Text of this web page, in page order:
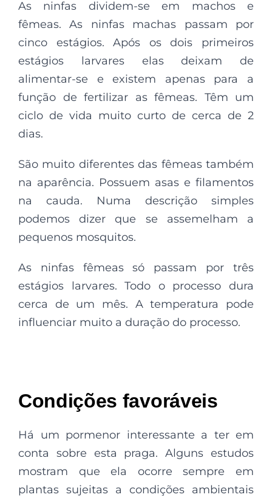
As ninfas dividem-se em machos e
fêmeas. As ninfas machas passam por
cinco estágios. Após os dois primeiros
estágios larvares elas deixam de
alimentar-se e existem apenas para a
função de fertilizar as fêmeas. Têm um
ciclo de vida muito curto de cerca de 2
dias.
São muito diferentes das fêmeas também
na aparência. Possuem asas e filamentos
na cauda. Numa descrição simples
podemos dizer que se assemelham a
pequenos mosquitos.
As ninfas fêmeas só passam por três
estágios larvares. Todo o processo dura
cerca de um mês. A temperatura pode
influenciar muito a duração do processo.
Condições favoráveis
Há um pormenor interessante a ter em
conta sobre esta praga. Alguns estudos
mostram que ela ocorre sempre em
plantas sujeitas a condições ambientais